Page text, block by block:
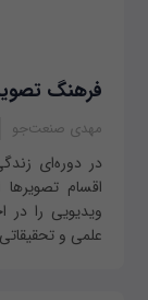
فرهنگ
مهدی صنعت‌جو
در دوره‌ای
اقسام
ویدیویی را در
علمی و